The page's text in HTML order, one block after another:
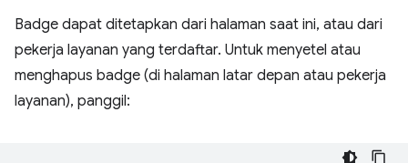
Badge dapat ditetapkan dari halaman saat ini, atau dari
pekerja layanan yang terdaftar. Untuk menyetel atau
menghapus badge (di halaman latar depan atau pekerja
layanan), panggil: